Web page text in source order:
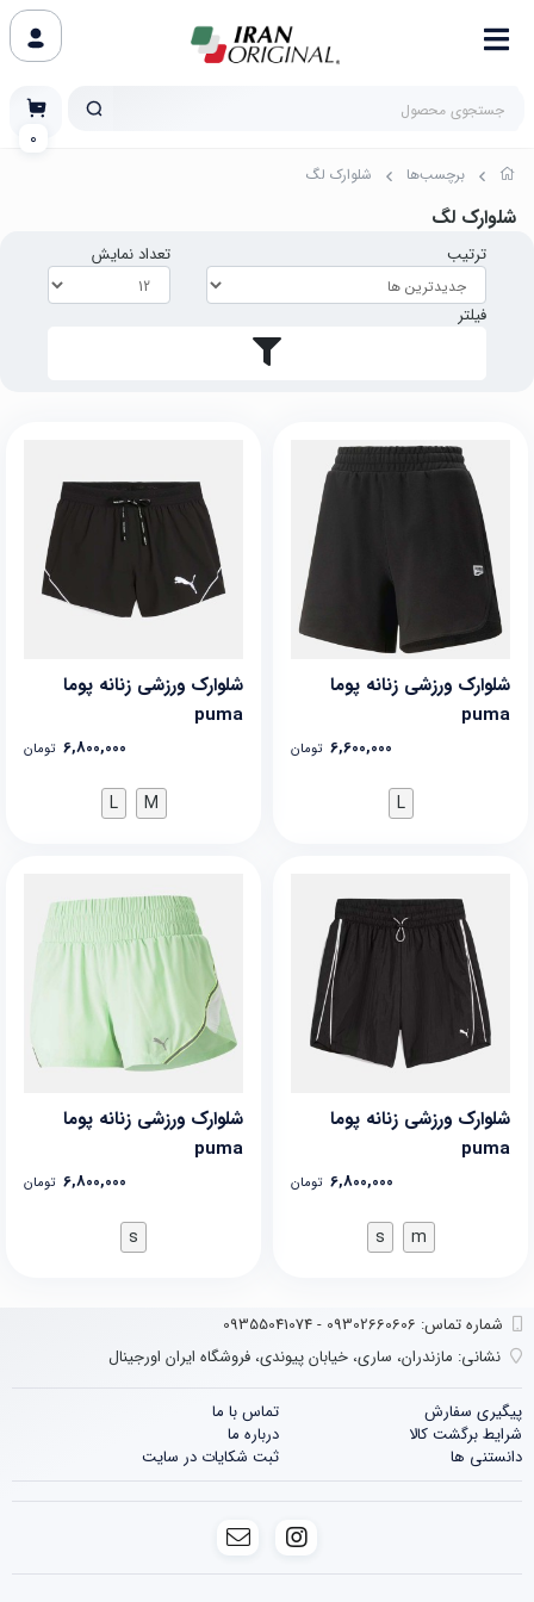
برچسب‌ها شلوارک لگ
شلوارک لگ
ترتیب تعداد نمایش
فیلتر
شلوارک ورزشی زنانه پوما
puma
6,600,000 تومان
L
شلوارک ورزشی زنانه پوما
puma
6,800,000 تومان
M
L
شلوارک ورزشی زنانه پوما
puma
6,800,000 تومان
m
s
شلوارک ورزشی زنانه پوما
puma
6,800,000 تومان
s
شماره تماس‌: 09302660606 - 09355041074
نشانی: مازندران، ساری، خیابان پیوندی، فروشگاه ایران اورجینال
پیگیری سفارش
تماس با ما
شرایط برگشت کالا
درباره ما
دانستنی ها
ثبت شکایات در سایت
0